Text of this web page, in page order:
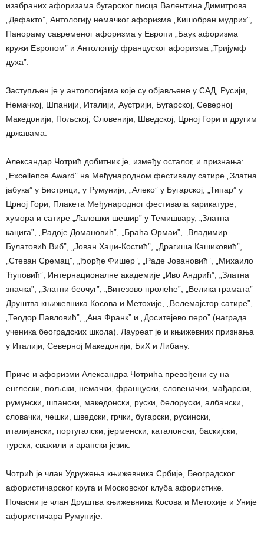
изабраних афоризама бугарског писца Валентина Димитрова
„Дефакто”, Антологију немачког афоризма „Кишобран мудрих”,
Панораму савременог афоризма у Европи „Баук афоризма
кружи Европом” и Антологију француског афоризма „Тријумф
духа”.
Заступљен је у антологијама које су објављене у САД, Русији,
Немачкој, Шпанији, Италији, Аустрији, Бугарској, Северној
Македонији, Пољској, Словенији, Шведској, Црној Гори и другим
државама.
Александар Чотрић добитник је, између осталог, и признања:
„Excellence Award” на Међународном фестивалу сатире „Златна
јабука” у Бистрици, у Румунији, „Алеко” у Бугарској, „Типар” у
Црној Гори, Плакета Међународног фестивала карикатуре,
хумора и сатире „Лалошки шешир” у Темишвару, „Златна
кацига”, „Радоје Домановић”, „Браћа Ормаи”, „Владимир
Булатовић Виб”, „Јован Хаџи-Костић”, „Драгиша Кашиковић”,
„Стеван Сремац”, „Ђорђе Фишер”, „Раде Јовановић”, „Михаило
Ћуповић”, Интернационалне академије „Иво Андрић”, „Златна
значка”, „Златни беочуг”, „Витезово пролеће”, „Велика грамата”
Друштва књижевника Косова и Метохије, „Велемајстор сатире”,
„Теодор Павловић”, „Ана Франк” и „Доситејево перо” (награда
ученика београдских школа). Лауреат је и књижевних признања
у Италији, Северној Македонији, БиХ и Либану.
Приче и афоризми Александра Чотрића превођени су на
енглески, пољски, немачки, француски, словеначки, мађарски,
румунски, шпански, македонски, руски, белоруски, албански,
словачки, чешки, шведски, грчки, бугарски, русински,
италијански, португалски, јерменски, каталонски, баскијски,
турски, свахили и арапски језик.
Чотрић је члан Удружења књижевника Србије, Београдског
афористичарског круга и Московског клуба афористике.
Почасни је члан Друштва књижевника Косова и Метохије и Уније
афористичара Румуније.